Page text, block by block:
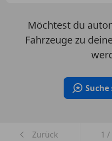
Möchtest du
Fahrzeuge zu
Suche
Zurück 1 /